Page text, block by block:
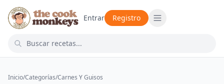
Entrar Registro
Inicio/Categorías/Carnes Y Guisos